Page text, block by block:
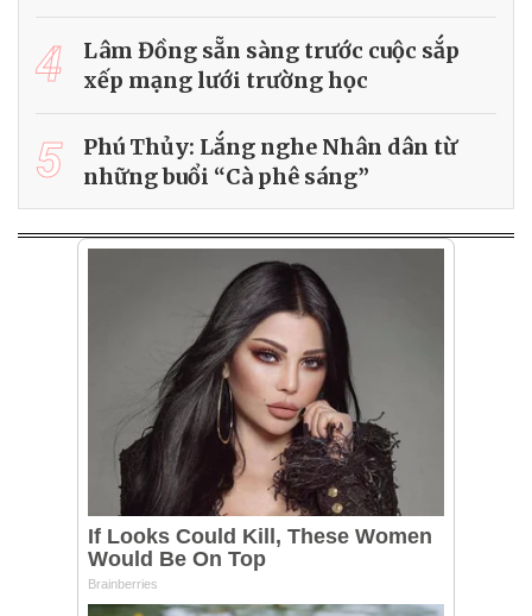
4
Lâm Đồng sẵn sàng trước cuộc sắp
xếp mạng lưới trường học
5
Phú Thủy: Lắng nghe Nhân dân từ
những buổi “Cà phê sáng”